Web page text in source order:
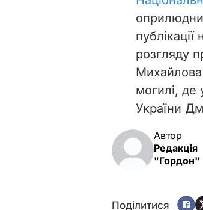
розгляду
Михайлова
могилі, де
України
Автор
Редакція
"Гордон"
Поділитися